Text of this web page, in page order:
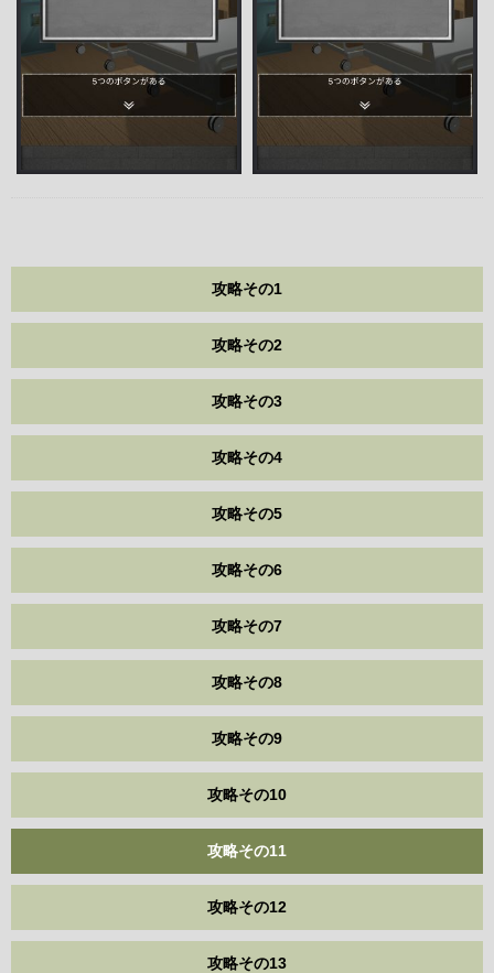
攻略その1
攻略その2
攻略その3
攻略その4
攻略その5
攻略その6
攻略その7
攻略その8
攻略その9
攻略その10
攻略その11
攻略その12
攻略その13